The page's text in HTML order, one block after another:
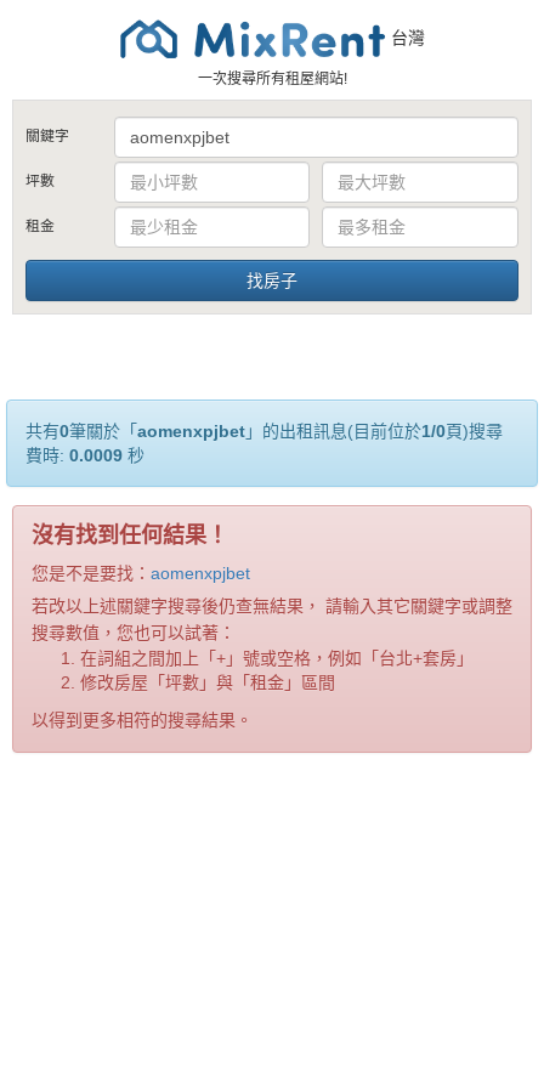
台灣
一次搜尋所有租屋網站!
關鍵字
坪數
租金
共有0筆關於「 aomenxpjbet」的出租訊息(目前位於1/0頁)搜尋
費時: 0.0009 秒
沒有找到任何結果！
您是不是要找： aomenxpjbet
若改以上述關鍵字搜尋後仍查無結果， 請輸入其它關鍵字或調整
搜尋數值，您也可以試著：
在詞組之間加上「+」號或空格，例如「台北+套房」
修改房屋「坪數」與「租金」區間
以得到更多相符的搜尋結果。